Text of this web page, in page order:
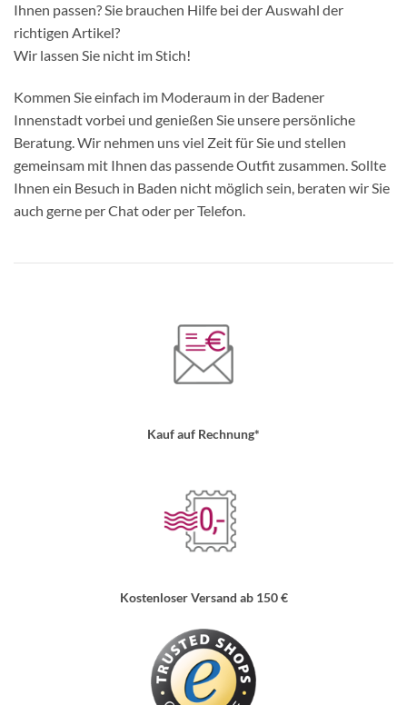
Ihnen passen? Sie brauchen Hilfe bei der Auswahl der
richtigen Artikel?
Wir lassen Sie nicht im Stich!
Kommen Sie einfach im Moderaum in der Badener
Innenstadt vorbei und genießen Sie unsere persönliche
Beratung. Wir nehmen uns viel Zeit für Sie und stellen
gemeinsam mit Ihnen das passende Outfit zusammen. Sollte
Ihnen ein Besuch in Baden nicht möglich sein, beraten wir Sie
auch gerne per Chat oder per Telefon.
Kauf auf Rechnung*
Kostenloser Versand ab 150 €